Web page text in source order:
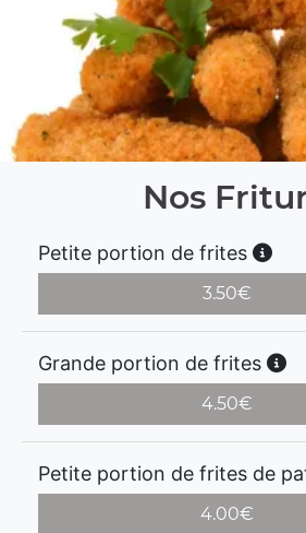
Nos
Petite portion de frites
3.50€
Grande portion de frites
4.50€
Petite portion de frites de
4.00€